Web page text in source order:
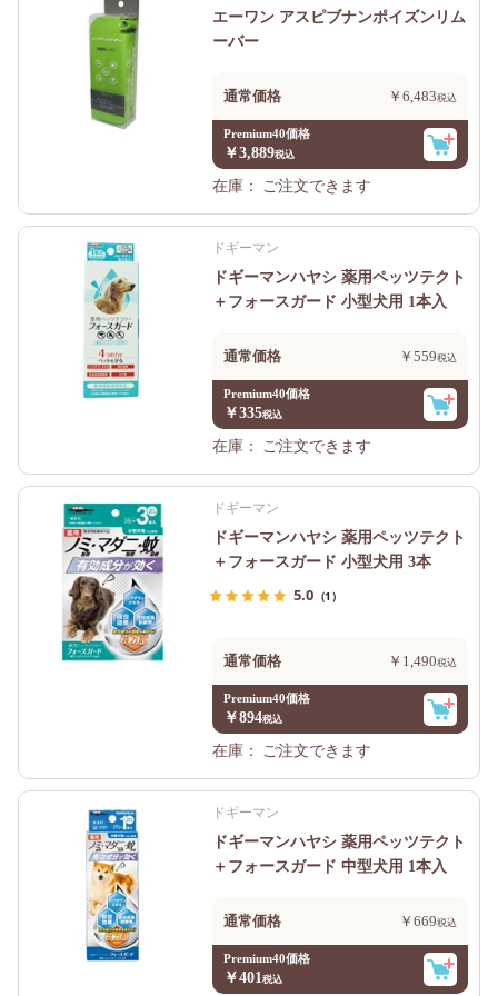
エーワン アスピブナンポイズンリム
ーバー
通常価格 ￥6,483
Premium40価格
￥3,889
在庫：
ご注文できます
ドギーマン
ドギーマンハヤシ 薬用ペッツテクト
＋フォースガード 小型犬用 1本入
通常価格 ￥559
Premium40価格
￥335
在庫：
ご注文できます
ドギーマン
ドギーマンハヤシ 薬用ペッツテクト
＋フォースガード 小型犬用 3本
5.0 （1）
通常価格 ￥1,490
Premium40価格
￥894
在庫：
ご注文できます
ドギーマン
ドギーマンハヤシ 薬用ペッツテクト
＋フォースガード 中型犬用 1本入
通常価格 ￥669
Premium40価格
￥401